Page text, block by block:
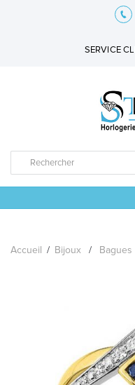
SERVICE
LES
Accueil / Bijoux / Bagues